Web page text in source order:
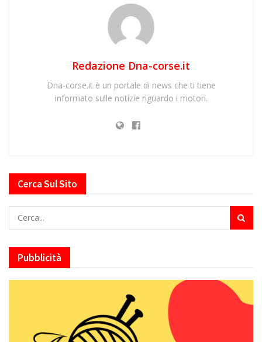
Redazione Dna-corse.it
Dna-corse.it è un portale di news che ti tiene
informato sulle notizie riguardo i motori.
Cerca Sul Sito
Pubblicità